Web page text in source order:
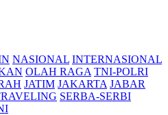
NASIONAL INTERNASIONAL
OLAH RAGA TNI-POLRI
JATIM JAKARTA JABAR
SERBA-SERBI